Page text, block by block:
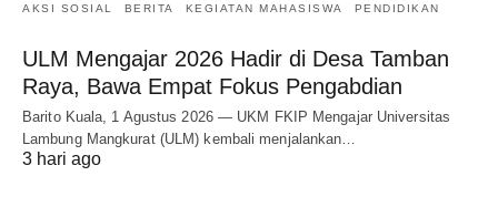
AKSI SOSIAL BERITA KEGIATAN MAHASISWA PENDIDIKAN
ULM Mengajar 2026 Hadir di Desa Tamban
Raya, Bawa Empat Fokus Pengabdian
Barito Kuala, 1 Agustus 2026 — UKM FKIP Mengajar Universitas
Lambung Mangkurat (ULM) kembali menjalankan…
3 hari ago